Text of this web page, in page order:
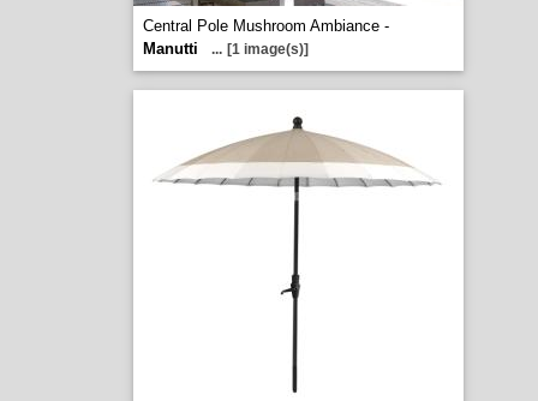
Central Pole Mushroom Ambiance -
Manutti
... [1 image(s)]